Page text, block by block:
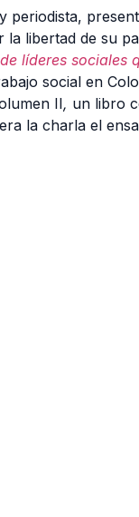
periodista,
la libertad de su
líderes sociales
social en
II, un libro
la charla el